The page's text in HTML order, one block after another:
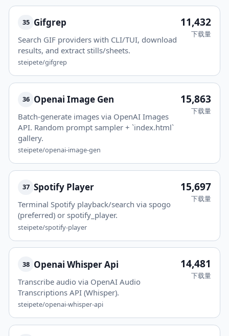
35 Gifgrep
Search GIF providers with CLI/TUI, download
results, and extract stills/sheets.
steipete/gifgrep
11,432
下载量
36 Openai Image Gen
Batch-generate images via OpenAI Images
API. Random prompt sampler + `index.html`
gallery.
steipete/openai-image-gen
15,863
下载量
37 Spotify Player
Terminal Spotify playback/search via spogo
(preferred) or spotify_player.
steipete/spotify-player
15,697
下载量
38 Openai Whisper Api
Transcribe audio via OpenAI Audio
Transcriptions API (Whisper).
steipete/openai-whisper-api
14,481
下载量